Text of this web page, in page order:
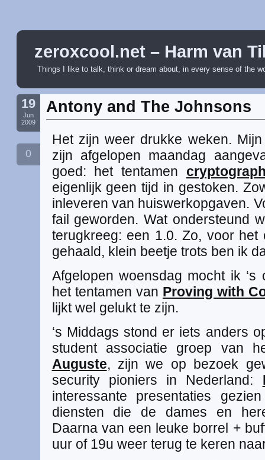
zeroxcool.net – Harm van
Things I like to talk, think or dream about, in every sense of the
19
Jun
2009
0
Antony and The Johnsons
Het zijn weer drukke weken.
zijn afgelopen maandag
goed: het tentamen
eigenlijk geen tijd in gestoken.
inleveren van huiswerkopgaven.
fail geworden. Wat ondersteund
terugkreeg: een 1.0. Zo, voor
gehaald, klein beetje trots ben ik
Afgelopen woensdag mocht ik
het tentamen van Proving with
lijkt wel gelukt te zijn.
‘s Middags stond er iets anders
student associatie groep van
Auguste, zijn we op bezoek
security pioniers in Nederland:
interessante presentaties
diensten die de dames en
Daarna van een leuke borrel +
uur of 19u weer terug te keren